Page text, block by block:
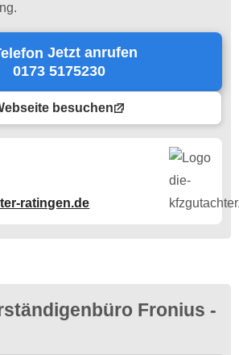
Jetzt anrufen
0173 5175230
besuchen
ratingen.de
Fronius -